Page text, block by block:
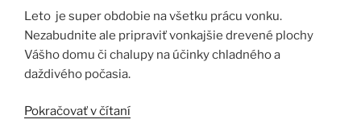
Leto je super obdobie na všetku prácu vonku.
Nezabudnite ale pripraviť vonkajšie drevené plochy
Vášho domu či chalupy na účinky chladného a
daždivého počasia.
Pokračovať v čítaní„DAJTE